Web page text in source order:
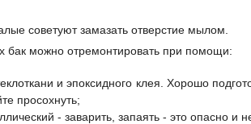
советуют замазать отверстие мылом.
бак можно отремонтировать при помощи:
и эпоксидного клея. Хорошо
просохнуть;
- заварить, запаять - это опасно и